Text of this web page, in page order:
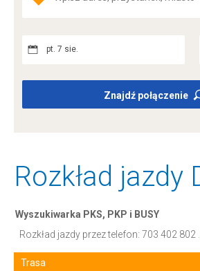
pt. 7 sie.
Znajdź połączenie
Rozkład jazdy
Wyszukiwarka PKS, PKP i BUSY
Rozkład jazdy przez telefon: 703 402 802
Trasa